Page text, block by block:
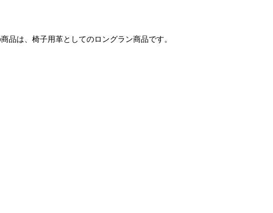
品は、椅子用革としてのロングラン商品です。